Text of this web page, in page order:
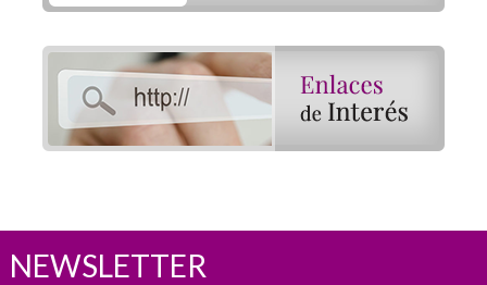
NEWSLETTER